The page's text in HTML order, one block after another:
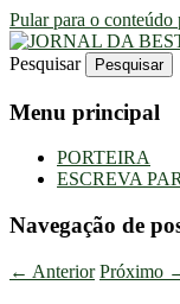
Pular para o conteúdo
JORNAL DA
Uma Gazeta
Pesquisar
Menu principal
PORTEIRA
ESCREVA
Navegação de
← Anterior Próximo